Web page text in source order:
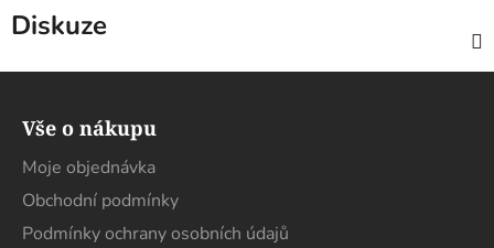
Diskuze
Vše o nákupu
Moje objednávka
Obchodní podmínky
Podmínky ochrany osobních údajů